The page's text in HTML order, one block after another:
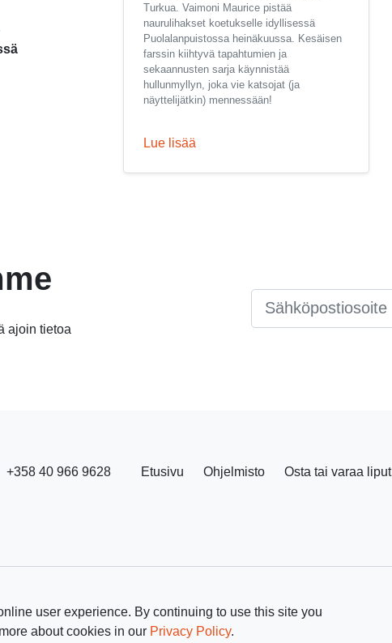
user experience. By continuing to use this site you
about cookies in our Privacy Policy.
Turkua. Vaimoni Maurice pistää
naurulihakset koetukselle idyllisessä
Puolalanpuistossa heinäkuussa. Kesäisen
farssin kiihtyvä tapahtumien ja
sekaannusten sarja käynnistää
hullunmyllyn, joka vie katsojat (ja
näyttelijätkin) mennessään!
Lue lisää
ajoin tietoa
+358 40 966 9628 Etusivu Ohjelmisto Osta tai varaa liput